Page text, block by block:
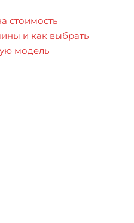
стоимость
и как выбрать
модель